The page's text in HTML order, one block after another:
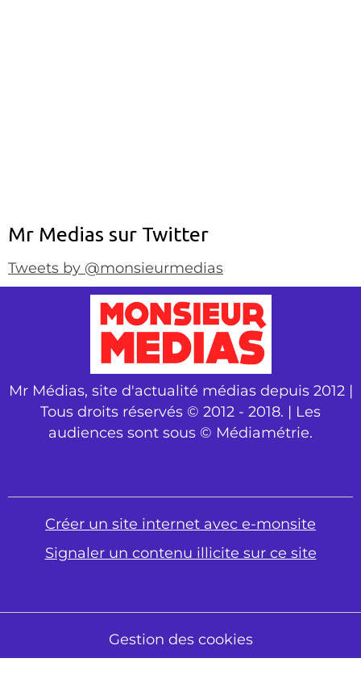
Mr Medias sur Twitter
Tweets by @monsieurmedias
Mr Médias, site d'actualité médias depuis 2012 |
Tous droits réservés © 2012 - 2018. | Les
audiences sont sous © Médiamétrie.
Créer un site internet avec e-monsite
Signaler un contenu illicite sur ce site
Gestion des cookies